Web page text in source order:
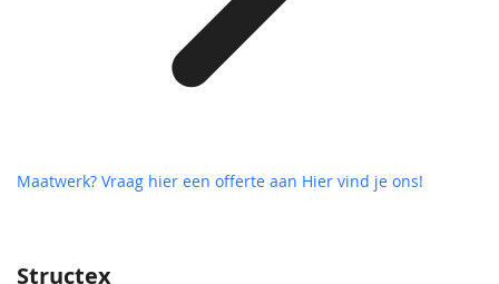
Structex
Maatwerk? Vraag hier een offerte aan Hier vind je ons!